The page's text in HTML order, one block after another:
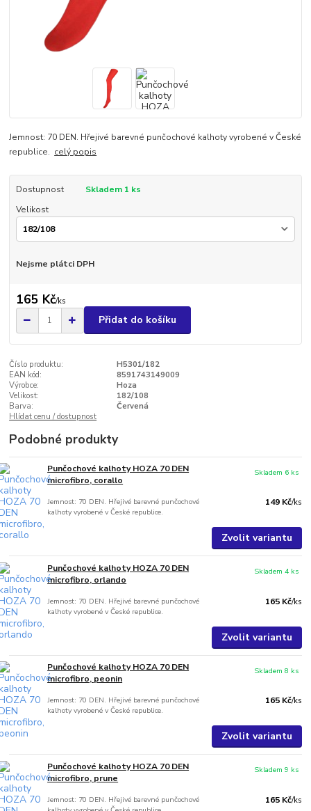
Jemnost: 70 DEN. Hřejivé barevné punčochové kalhoty vyrobené v České
republice. celý popis
Dostupnost
Skladem 1 ks
Velikost
Nejsme plátci DPH
165 Kč/ks
Přidat do košíku
Číslo produktu:
H5301/182
EAN kód:
8591743149009
Výrobce:
Hoza
Velikost:
182/108
Barva:
Červená
Hlídat cenu / dostupnost
Podobné produkty
Punčochové kalhoty HOZA 70 DEN
microfibro, corallo
Jemnost: 70 DEN. Hřejivé barevné punčochové
kalhoty vyrobené v České republice.
149 Kč/ks
Skladem 6 ks
Zvolit variantu
Punčochové kalhoty HOZA 70 DEN
microfibro, orlando
Jemnost: 70 DEN. Hřejivé barevné punčochové
kalhoty vyrobené v České republice.
165 Kč/ks
Skladem 4 ks
Zvolit variantu
Punčochové kalhoty HOZA 70 DEN
microfibro, peonin
Jemnost: 70 DEN. Hřejivé barevné punčochové
kalhoty vyrobené v České republice.
165 Kč/ks
Skladem 8 ks
Zvolit variantu
Punčochové kalhoty HOZA 70 DEN
microfibro, prune
Jemnost: 70 DEN. Hřejivé barevné punčochové
165 Kč/ks
Skladem 9 ks